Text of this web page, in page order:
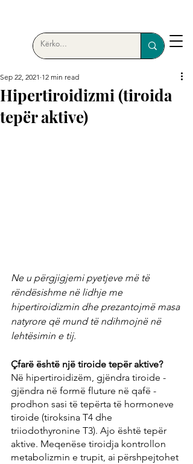
Hipertiroidizmi (tiroida
tepër aktive)
Sep 22, 2021 12 min read
Ne u përgjigjemi pyetjeve më të
rëndësishme në lidhje me
hipertiroidizmin dhe prezantojmë masa
natyrore që mund të ndihmojnë në
lehtësimin e tij.
Çfarë është një tiroide tepër aktive?
Në hipertiroidizëm, gjëndra tiroide -
gjëndra në formë fluture në qafë -
prodhon sasi të tepërta të hormoneve
tiroide (tiroksina T4 dhe
triiodothyronine T3). Ajo është tepër
aktive. Meqenëse tiroidja kontrollon
metabolizmin e trupit, ai përshpejtohet